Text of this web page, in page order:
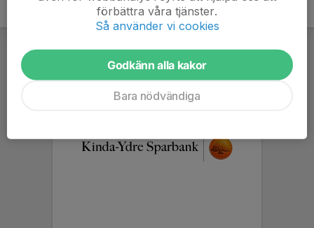
förbättra våra tjänster.
Så använder vi cookies
Godkänn alla kakor
Bara nödvändiga